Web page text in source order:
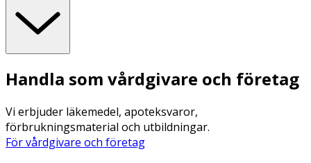
Handla som vårdgivare och företag
Vi erbjuder läkemedel, apoteksvaror,
förbrukningsmaterial och utbildningar.
För vårdgivare och företag